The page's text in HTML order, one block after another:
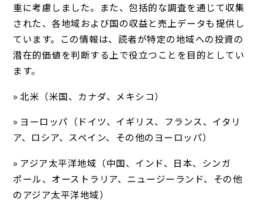
重に考慮しました。また、包括的な調査を通じて収集
された、各地域および国の収益と売上データも提供し
ています。この情報は、読者が特定の地域への投資の
潜在的価値を判断する上で役立つことを目的としてい
ます。
» 北米（米国、カナダ、メキシコ）
» ヨーロッパ（ドイツ、イギリス、フランス、イタリ
ア、ロシア、スペイン、その他のヨーロッパ）
» アジア太平洋地域（中国、インド、日本、シンガ
ポール、オーストラリア、ニュージーランド、その他
のアジア太平洋地域）